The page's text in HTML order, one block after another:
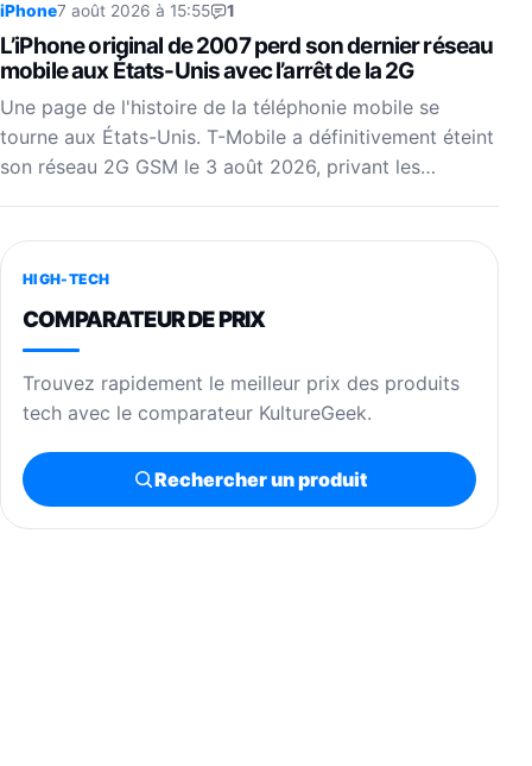
iPhone7 août 2026 à 15:55 1
L’iPhone original de 2007 perd son dernier réseau
mobile aux États-Unis avec l’arrêt de la 2G
Une page de l'histoire de la téléphonie mobile se
tourne aux États-Unis. T-Mobile a définitivement éteint
son réseau 2G GSM le 3 août 2026, privant les…
HIGH-TECH
COMPARATEUR DE PRIX
Trouvez rapidement le meilleur prix des produits
tech avec le comparateur KultureGeek.
Rechercher un produit